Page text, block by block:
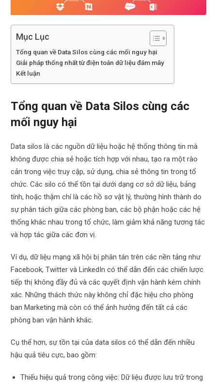
Mục Lục
Tổng quan về Data Silos cùng các mối nguy hại
Giải pháp thống nhất từ điện toán dữ liệu đám mây
Kết luận
Tổng quan về Data Silos cùng các
mối nguy hại
Data silos là các nguồn dữ liệu hoặc hệ thống thông tin mà
không được chia sẻ hoặc tích hợp với nhau, tạo ra một rào
cản trong việc truy cập, sử dụng, chia sẻ thông tin trong tổ
chức. Các silo có thể tồn tại dưới dạng cơ sở dữ liệu, bảng
tính, hoặc thậm chí là các hồ sơ vật lý, thường hình thành do
sự phân tách giữa các phòng ban, các bộ phận hoặc các hệ
thống khác nhau trong tổ chức, làm giảm khả năng tương tác
và hợp tác giữa các đơn vị.
Ví dụ, dữ liệu mạng xã hội bị phân tán trên các nền tảng như
Facebook, Twitter và LinkedIn có thể dẫn đến các chiến lược
tiếp thị không đầy đủ và các quyết định vận hành kém chính
xác. Những thách thức này không chỉ đặc hiệu cho phòng
ban Marketing mà còn có thể ảnh hưởng đến tất cả các
phòng ban vận hành khác.
Cụ thể hơn, sự tồn tại của data silos có thể dẫn đến nhiều
hậu quả tiêu cực, bao gồm:
Thiếu hiệu quả trong công việc: Dữ liệu được lưu trữ trong